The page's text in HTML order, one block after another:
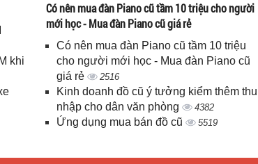
khi
Có nên mua đàn Piano cũ tầm 10 triệu cho người
mới học - Mua đàn Piano cũ giá rẻ
Có nên mua đàn Piano cũ tầm 10 triệu
cho người mới học - Mua đàn Piano cũ
giá rẻ
2516
Kinh doanh đồ cũ ý tưởng kiểm thêm thu
nhập cho dân văn phòng
4382
Ứng dụng mua bán đồ cũ 5519